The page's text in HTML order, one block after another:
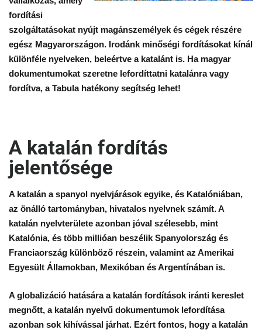
fordítási
szolgáltatásokat nyújt magánszemélyek és cégek részére
egész Magyarországon. Irodánk minőségi fordításokat kínál
különféle nyelveken, beleértve a katalánt is. Ha magyar
dokumentumokat szeretne lefordíttatni katalánra vagy
fordítva, a Tabula hatékony segítség lehet!
A katalán fordítás
jelentősége
A katalán a spanyol nyelvjárások egyike, és Katalóniában,
az önálló tartományban, hivatalos nyelvnek számít. A
katalán nyelvterülete azonban jóval szélesebb, mint
Katalónia, és több millióan beszélik Spanyolország és
Franciaország különböző részein, valamint az Amerikai
Egyesült Államokban, Mexikóban és Argentínában is.
A globalizáció hatására a katalán fordítások iránti kereslet
megnőtt, a katalán nyelvű dokumentumok lefordítása
azonban sok kihívással járhat. Ezért fontos, hogy a katalán